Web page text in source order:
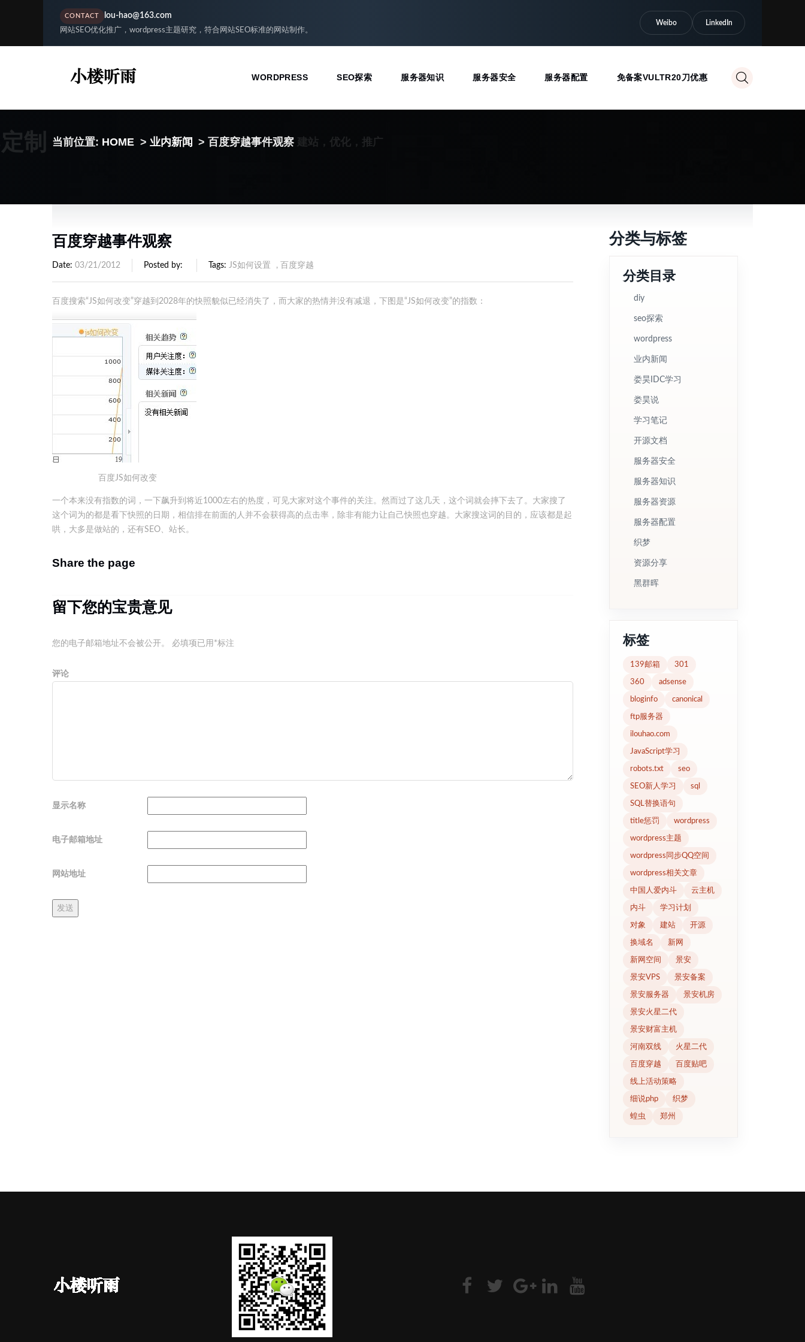
CONTACT lou-hao@163.com
网站SEO优化推广，wordpress主题研究，符合网站SEO标准的网站制作。
Weibo LinkedIn
WORDPRESS SEO探索 服务器知识 服务器安全 服务器配置 免备案VULTR20刀优惠
制 当前位置: HOME > 业内新闻 > 百度穿越事件观察 建站，优化，推广
百度穿越事件观察
Date 03/21/2012 Posted by Tags JS如何设置 , 百度穿越
百度搜索“JS如何改变”穿越到2028年的快照貌似已经消失了，而大家的热情并没有减退，下图是“JS如何改变”的指数：
百度JS如何改变
一个本来没有指数的词，一下飙升到将近1000左右的热度，可见大家对这个事件的关注。然而过了这几天，这个词就会摔下去了。大家搜了
这个词为的都是看下快照的日期，相信排在前面的人并不会获得高的点击率，除非有能力让自己快照也穿越。大家搜这词的目的，应该都是起
哄，大多是做站的，还有SEO、站长。
Share the page
留下您的宝贵意见
您的电子邮箱地址不会被公开。 必填项已用 *标注
评论
显示名称
电子邮箱地址
网站地址
分类与标签
分类目录
diy
seo探索
wordpress
业内新闻
娄昊IDC学习
娄昊说
学习笔记
开源文档
服务器安全
服务器知识
服务器资源
服务器配置
织梦
资源分享
黑群晖
标签
139邮箱 301
360 adsense
bloginfo canonical
ftp服务器
ilouhao.com
JavaScript学习
robots.txt seo
SEO新人学习 sql
SQL替换语句
title惩罚 wordpress
wordpress主题
wordpress同步QQ空间
wordpress相关文章
中国人爱内斗 云主机
内斗 学习计划
对象 建站 开源
换域名 新网
新网空间 景安
景安VPS 景安备案
景安服务器 景安机房
景安火星二代
景安财富主机
河南双线 火星二代
百度穿越 百度贴吧
线上活动策略
细说php 织梦
蝗虫 郑州